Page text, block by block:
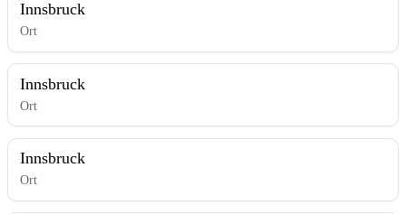
Innsbruck
Ort
Innsbruck
Ort
Innsbruck
Ort